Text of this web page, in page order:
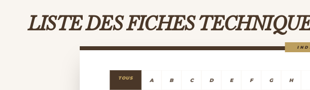
LISTE DES FICHES
TOUS A B C D E F G H